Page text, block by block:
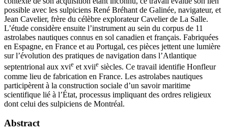
possible avec les sulpiciens René Bréhant de Galinée, navigateur, et
Jean Cavelier, frère du célèbre explorateur Cavelier de La Salle.
L’étude considère ensuite l’instrument au sein du corpus de 11
astrolabes nautiques connus en sol canadien et français. Fabriquées
en Espagne, en France et au Portugal, ces pièces jettent une lumière
sur l’évolution des pratiques de navigation dans l’Atlantique
septentrional aux xvie etxviie siècles. Ce travail identifie Honfleur
comme lieu de fabrication en France. Les astrolabes nautiques
participèrent à la construction sociale d’un savoir maritime
scientifique lié à l’État, processus impliquant des ordres religieux
dont celui des sulpiciens de Montréal.
Abstract